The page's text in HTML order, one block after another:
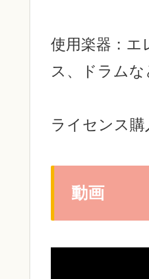
使用楽器：
ス、ドラムな
ライセンス購
動画